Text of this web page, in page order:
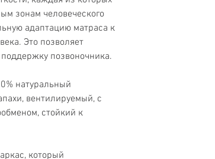
зонам человеческого
адаптацию матраса к
Это позволяет
позвоночника.
натуральный
вентилируемый, с
стойкий к
который